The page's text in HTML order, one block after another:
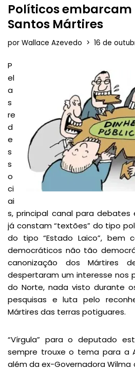
Políticos
Santos Mártires
por Wallace Azevedo 16 de
P
el
a
s
re
d
e
s
s
o
ci
ai
s, principal canal para debates
já constam “textões” do tipo
do tipo “Estado Laico”, bem
democráticos não tão
canonização dos Mártires
despertaram um interesse nos
do Norte, nada visto durante
pesquisas e luta pelo
Mártires das terras potiguares.
“Vírgula” para o deputado
sempre trouxe o tema para a
além da ex-Governadora Wilma